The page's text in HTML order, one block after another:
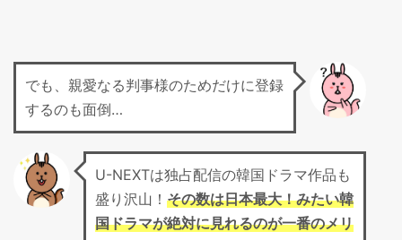
でも、親愛なる判事様のためだけに登録
するのも面倒…
U-NEXTは独占配信の韓国ドラマ作品も
盛り沢山！ その数は日本最大！みたい韓
国ドラマが絶対に見れるのが一番のメリ